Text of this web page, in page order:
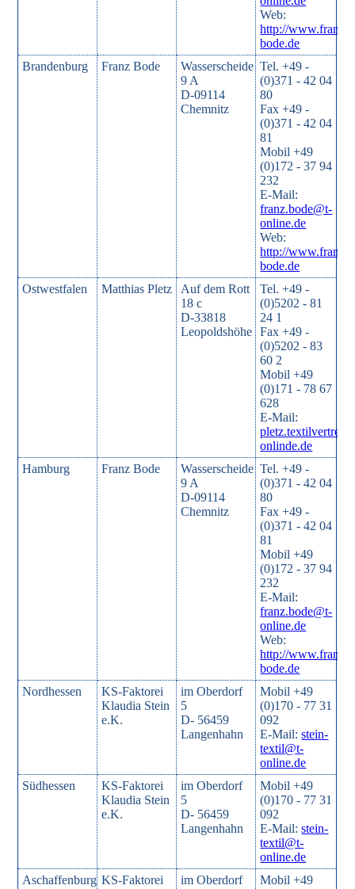
Web:
http://www.franz-
bode.de
Brandenburg
Franz Bode
Wasserscheide
9 A
D-09114
Chemnitz
Tel. +49 -
(0)371 - 42 04
80
Fax +49 -
(0)371 - 42 04
81
Mobil +49
(0)172 - 37 94
232
E-Mail:
franz.bode@t-
online.de
Web:
http://www.franz-
bode.de
Ostwestfalen
Matthias Pletz
Auf dem Rott
18 c
D-33818
Leopoldshöhe
Tel. +49 -
(0)5202 - 81
24 1
Fax +49 -
(0)5202 - 83
60 2
Mobil +49
(0)171 - 78 67
628
E-Mail:
onlinde.de
Hamburg
Franz Bode
Wasserscheide
9 A
D-09114
Chemnitz
Tel. +49 -
(0)371 - 42 04
80
Fax +49 -
(0)371 - 42 04
81
Mobil +49
(0)172 - 37 94
232
E-Mail:
franz.bode@t-
online.de
Web:
http://www.franz-
bode.de
Nordhessen
KS-Faktorei
Klaudia Stein
e.K.
im Oberdorf
5
D- 56459
Langenhahn
Mobil +49
(0)170 - 77 31
092
E-Mail:stein-
textil@t-
online.de
Südhessen
KS-Faktorei
Klaudia Stein
e.K.
im Oberdorf
5
D- 56459
Langenhahn
Mobil +49
(0)170 - 77 31
092
E-Mail:stein-
textil@t-
online.de
Aschaffenburg KS-Faktorei
im Oberdorf
Mobil +49